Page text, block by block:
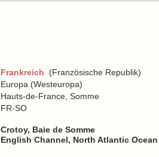
Frankreich (Französische Republik)
Europa (Westeuropa)
Hauts-de-France, Somme
FR-SO
Crotoy, Baie de Somme
English Channel, North Atlantic Ocean